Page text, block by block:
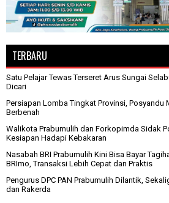
TERBARU
Satu Pelajar Tewas Terseret Arus Sungai
Dicari
Persiapan Lomba Tingkat Provinsi, Posyandu
Berbenah
Walikota Prabumulih dan Forkopimda Sidak
Kesiapan Hadapi Kebakaran
Nasabah BRI Prabumulih Kini Bisa Bayar
BRImo, Transaksi Lebih Cepat dan Praktis
Pengurus DPC PAN Prabumulih Dilantik,
dan Rakerda